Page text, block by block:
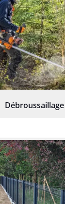
Débroussaillage